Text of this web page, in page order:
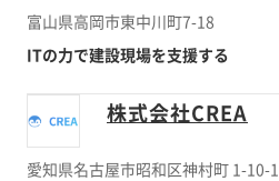
富山県高岡市東中川町7-18
ITの力で建設現場を支援する
株式会社CREA
愛知県名古屋市昭和区神村町 1-10-1